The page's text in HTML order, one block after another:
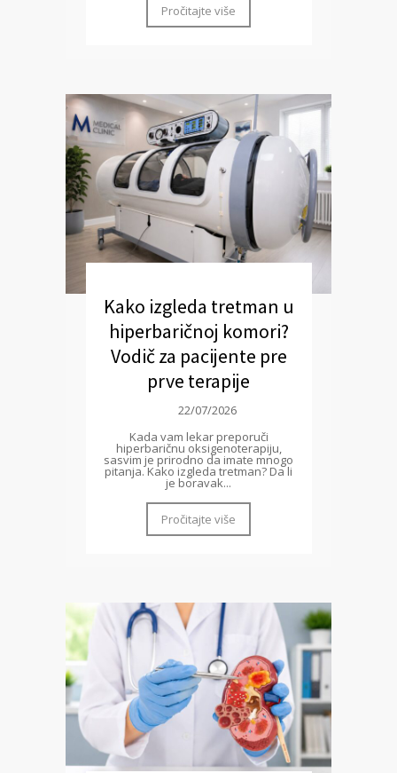
Pročitajte više
Kako izgleda tretman u
hiperbaričnoj komori?
Vodič za pacijente pre
prve terapije
22/07/2026
Kada vam lekar preporuči
hiperbaričnu oksigenoterapiju,
sasvim je prirodno da imate mnogo
pitanja. Kako izgleda tretman? Da li
je boravak...
Pročitajte više